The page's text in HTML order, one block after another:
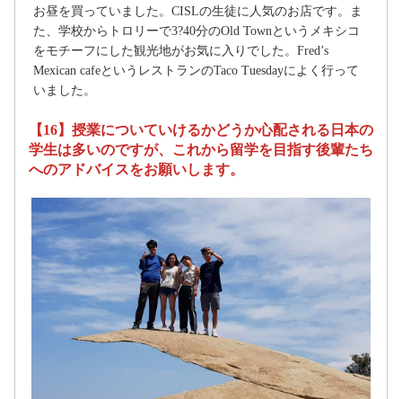
お昼を買っていました。CISLの生徒に人気のお店です。ま
た、学校からトロリーで3?40分のOld Townというメキシコ
をモチーフにした観光地がお気に入りでした。Fred’s
Mexican cafeというレストランのTaco Tuesdayによく行って
いました。
【16】授業についていけるかどうか心配される日本の
学生は多いのですが、これから留学を目指す後輩たち
へのアドバイスをお願いします。